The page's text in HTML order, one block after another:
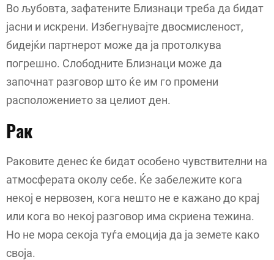
Во љубовта, зафатените Близнаци треба да бидат
јасни и искрени. Избегнувајте двосмисленост,
бидејќи партнерот може да ја протолкува
погрешно. Слободните Близнаци може да
започнат разговор што ќе им го промени
расположението за целиот ден.
Рак
Раковите денес ќе бидат особено чувствителни на
атмосферата околу себе. Ќе забележите кога
некој е нервозен, кога нешто не е кажано до крај
или кога во некој разговор има скриена тежина.
Но не мора секоја туѓа емоција да ја земете како
своја.